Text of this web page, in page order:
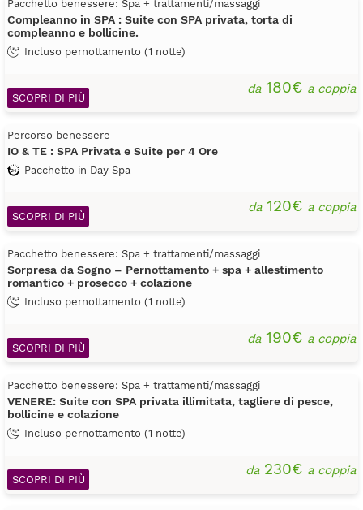
Pacchetto benessere: Spa + trattamenti/massaggi
Compleanno in SPA : Suite con SPA privata, torta di
compleanno e bollicine.
Incluso pernottamento (1 notte)
da180€ a coppia
SCOPRI DI PIÙ
Percorso benessere
IO & TE : SPA Privata e Suite per 4 Ore
Pacchetto in Day Spa
da120€ a coppia
SCOPRI DI PIÙ
Pacchetto benessere: Spa + trattamenti/massaggi
Sorpresa da Sogno – Pernottamento + spa + allestimento
romantico + prosecco + colazione
Incluso pernottamento (1 notte)
da190€ a coppia
SCOPRI DI PIÙ
Pacchetto benessere: Spa + trattamenti/massaggi
VENERE: Suite con SPA privata illimitata, tagliere di pesce,
bollicine e colazione
Incluso pernottamento (1 notte)
da230€ a coppia
SCOPRI DI PIÙ